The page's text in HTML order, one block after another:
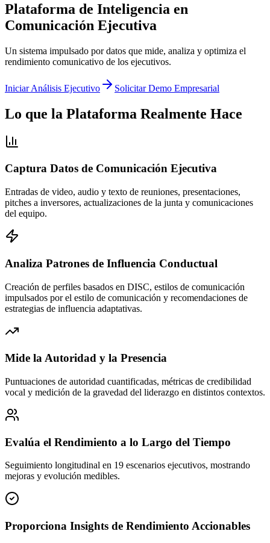
Plataforma de Inteligencia en
Comunicación Ejecutiva
Un sistema impulsado por datos que mide, analiza y optimiza el
rendimiento comunicativo de los ejecutivos.
Iniciar Análisis Ejecutivo Solicitar Demo Empresarial
Lo que la Plataforma Realmente Hace
Captura Datos de Comunicación Ejecutiva
Entradas de video, audio y texto de reuniones, presentaciones,
pitches a inversores, actualizaciones de la junta y comunicaciones
del equipo.
Analiza Patrones de Influencia Conductual
Creación de perfiles basados en DISC, estilos de comunicación
impulsados por el estilo de comunicación y recomendaciones de
estrategias de influencia adaptativas.
Mide la Autoridad y la Presencia
Puntuaciones de autoridad cuantificadas, métricas de credibilidad
vocal y medición de la gravedad del liderazgo en distintos contextos.
Evalúa el Rendimiento a lo Largo del Tiempo
Seguimiento longitudinal en 19 escenarios ejecutivos, mostrando
mejoras y evolución medibles.
Proporciona Insights de Rendimiento Accionables